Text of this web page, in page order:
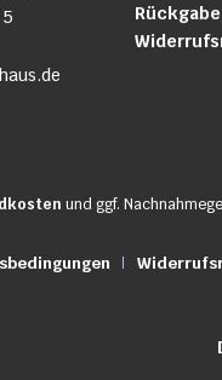
Rückgabe
und ggf.